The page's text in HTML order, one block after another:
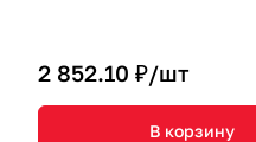
2 852.10 ₽/шт
В корзину